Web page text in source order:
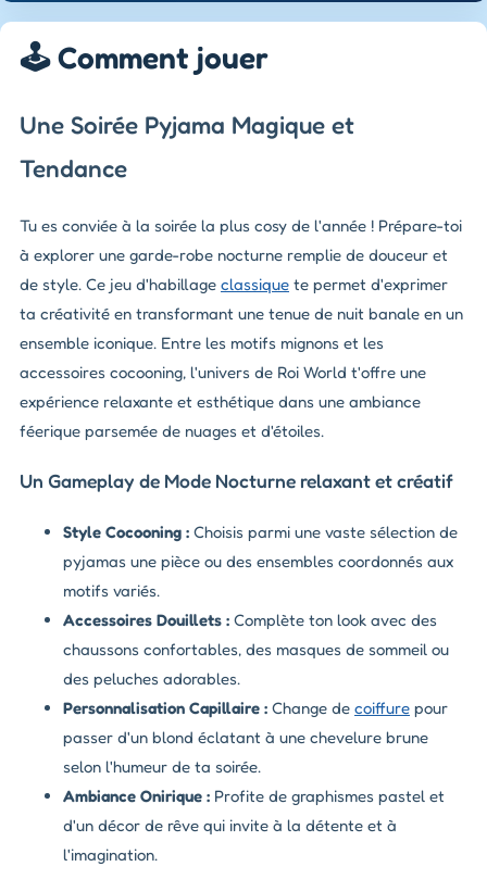
🕹️ Comment jouer
Une Soirée Pyjama Magique et
Tendance
Tu es conviée à la soirée la plus cosy de l'année ! Prépare-toi
à explorer une garde-robe nocturne remplie de douceur et
de style. Ce jeu d'habillage classique te permet d'exprimer
ta créativité en transformant une tenue de nuit banale en un
ensemble iconique. Entre les motifs mignons et les
accessoires cocooning, l'univers de Roi World t'offre une
expérience relaxante et esthétique dans une ambiance
féerique parsemée de nuages et d'étoiles.
Un Gameplay de Mode Nocturne relaxant et créatif
Style Cocooning : Choisis parmi une vaste sélection de
pyjamas une pièce ou des ensembles coordonnés aux
motifs variés.
Accessoires Douillets : Complète ton look avec des
chaussons confortables, des masques de sommeil ou
des peluches adorables.
Personnalisation Capillaire : Change de coiffure pour
passer d'un blond éclatant à une chevelure brune
selon l'humeur de ta soirée.
Ambiance Onirique : Profite de graphismes pastel et
d'un décor de rêve qui invite à la détente et à
l'imagination.